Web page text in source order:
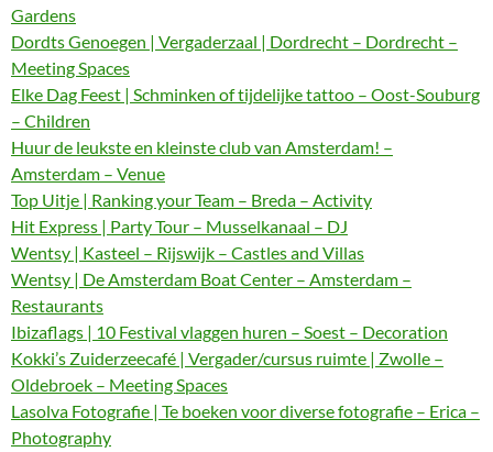
Gardens
Dordts Genoegen | Vergaderzaal | Dordrecht – Dordrecht –
Meeting Spaces
Elke Dag Feest | Schminken of tijdelijke tattoo – Oost-Souburg
– Children
Huur de leukste en kleinste club van Amsterdam! –
Amsterdam – Venue
Top Uitje | Ranking your Team – Breda – Activity
Hit Express | Party Tour – Musselkanaal – DJ
Wentsy | Kasteel – Rijswijk – Castles and Villas
Wentsy | De Amsterdam Boat Center – Amsterdam –
Restaurants
Ibizaflags | 10 Festival vlaggen huren – Soest – Decoration
Kokki’s Zuiderzeecafé | Vergader/cursus ruimte | Zwolle –
Oldebroek – Meeting Spaces
Lasolva Fotografie | Te boeken voor diverse fotografie – Erica –
Photography